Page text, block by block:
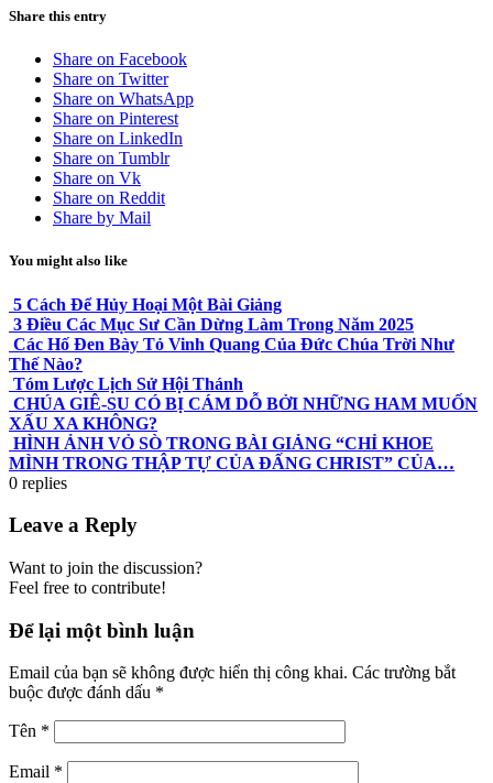
Share this entry
Share on Facebook
Share on Twitter
Share on WhatsApp
Share on Pinterest
Share on LinkedIn
Share on Tumblr
Share on Vk
Share on Reddit
Share by Mail
You might also like
5 Cách Để Hủy Hoại Một Bài Giảng
3 Điều Các Mục Sư Cần Dừng Làm Trong Năm 2025
Các Hố Đen Bày Tỏ Vinh Quang Của Đức Chúa Trời Như
Thế Nào?
Tóm Lược Lịch Sử Hội Thánh
CHÚA GIÊ-SU CÓ BỊ CÁM DỖ BỞI NHỮNG HAM MUỐN
XẤU XA KHÔNG?
HÌNH ẢNH VỎ SÒ TRONG BÀI GIẢNG “CHỈ KHOE
MÌNH TRONG THẬP TỰ CỦA ĐẤNG CHRIST” CỦA…
0 replies
Leave a Reply
Want to join the discussion?
Feel free to contribute!
Để lại một bình luận
Email của bạn sẽ không được hiển thị công khai. Các trường bắt
buộc được đánh dấu *
Tên *
Email *